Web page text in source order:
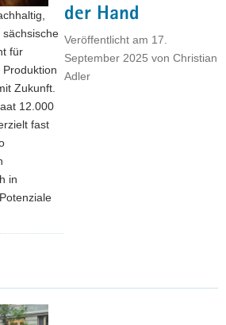
der Hand
Veröffentlicht am 17.
September 2025 von Christian
Adler
für
Zukunft.
12.000
fast
in